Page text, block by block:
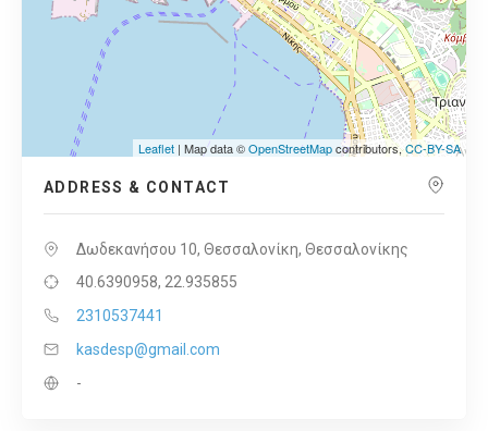
Leaflet | Map data ©OpenStreetMapcontributors,CC-BY-SA
ADDRESS & CONTACT
Δωδεκανήσου 10, Θεσσαλονίκη, Θεσσαλονίκης
40.6390958, 22.935855
2310537441
kasdesp@gmail.com
-